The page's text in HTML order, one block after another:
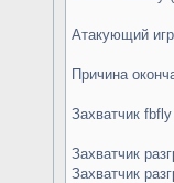
Атакующий
Причина
Захватчик fbfly
Захватчик
Захватчик